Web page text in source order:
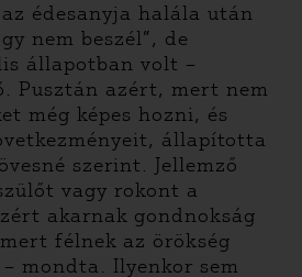
édesanyja halála után
nem beszél”, de
állapotban volt –
Pusztán azért, mert nem
még képes hozni, és
állapította
szerint. Jellemző
vagy rokont a
akarnak gondnokság
félnek az örökség
mondta. Ilyenkor sem